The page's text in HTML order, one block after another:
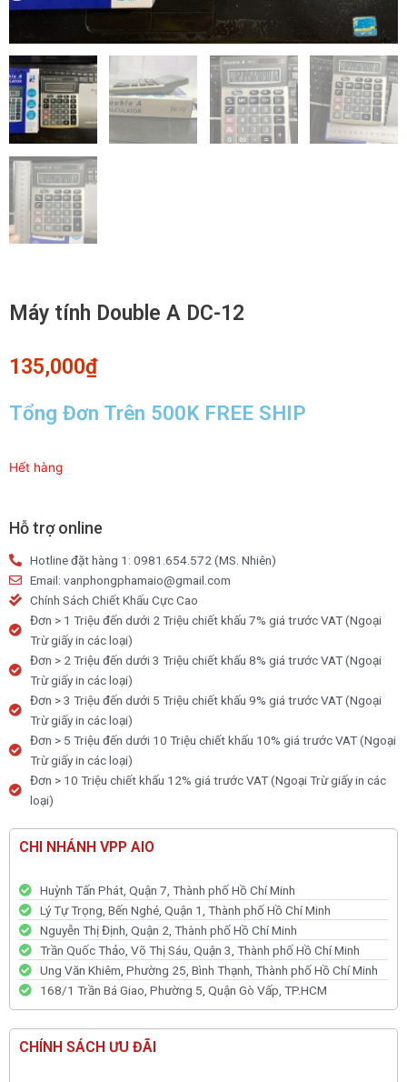
Máy tính Double A DC-12
135,000₫
Tổng Đơn Trên 500K FREE SHIP
Hết hàng
Hỗ trợ online
Hotline đặt hàng 1: 0981.654.572 (MS. Nhiên)
Email: vanphongphamaio@gmail.com
Chính Sách Chiết Khấu Cực Cao
Đơn > 1 Triệu đến dưới 2 Triệu chiết khấu 7% giá trước VAT (Ngoại
Trừ giấy in các loại)
Đơn > 2 Triệu đến dưới 3 Triệu chiết khấu 8% giá trước VAT (Ngoại
Trừ giấy in các loại)
Đơn > 3 Triệu đến dưới 5 Triệu chiết khấu 9% giá trước VAT (Ngoại
Trừ giấy in các loại)
Đơn > 5 Triệu đến dưới 10 Triệu chiết khấu 10% giá trước VAT (Ngoại
Trừ giấy in các loại)
Đơn > 10 Triệu chiết khấu 12% giá trước VAT (Ngoại Trừ giấy in các
loại)
CHI NHÁNH VPP AIO
Huỳnh Tấn Phát, Quận 7, Thành phố Hồ Chí Minh
Lý Tự Trọng, Bến Nghé, Quận 1, Thành phố Hồ Chí Minh
Nguyễn Thị Định, Quận 2, Thành phố Hồ Chí Minh
Trần Quốc Thảo, Võ Thị Sáu, Quận 3, Thành phố Hồ Chí Minh
Ung Văn Khiêm, Phường 25, Bình Thạnh, Thành phố Hồ Chí Minh
168/1 Trần Bá Giao, Phường 5, Quận Gò Vấp, TP.HCM
CHÍNH SÁCH ƯU ĐÃI